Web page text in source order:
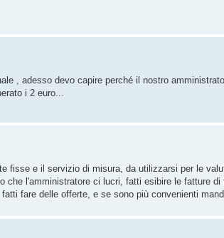
, adesso devo capire perché il nostro
i 2 euro...
fisse e il servizio di misura, da utilizzarsi per le
che l'amministratore ci lucri, fatti esibire le fatture
fare delle offerte, e se sono più convenienti